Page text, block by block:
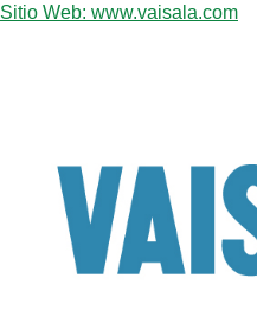
Sitio Web: www.vaisala.com